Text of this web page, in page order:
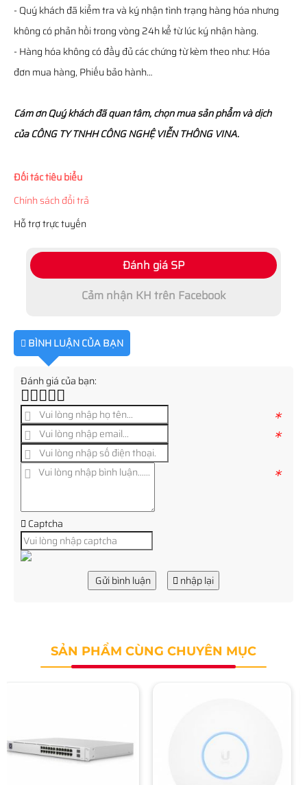
- Quý khách đã kiểm tra và ký nhận tình trạng hàng hóa nhưng
không có phản hồi trong vòng 24h kể từ lúc ký nhận hàng.
- Hàng hóa không có đầy đủ các chứng từ kèm theo như: Hóa
đơn mua hàng, Phiếu bảo hành…
Cám ơn Quý khách đã quan tâm, chọn mua sản phẩm và dịch
của CÔNG TY TNHH CÔNG NGHỆ VIỄN THÔNG VINA.
Đối tác tiêu biểu
Chính sách đổi trả
Hỗ trợ trực tuyến
Đánh giá SP
Cảm nhận KH trên Facebook
BÌNH LUẬN CỦA BẠN
Đánh giá của bạn:
*
*
*
Captcha
Gửi bình luận nhập lại
SẢN PHẨM CÙNG CHUYÊN MỤC